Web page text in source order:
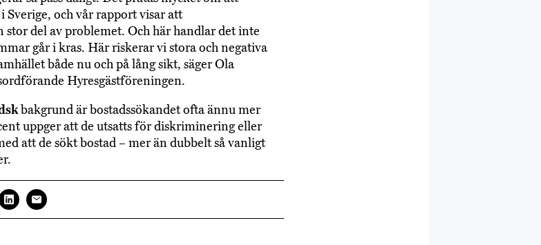
och vår rapport visar att
stor del av problemet. Och här handlar det inte
går i kras. Här riskerar vi stora och negativa
både nu och på lång sikt, säger Ola
Hyresgästföreningen.
bakgrund är bostadssökandet ofta ännu mer
uppger att de utsatts för diskriminering eller
att de sökt bostad – mer än dubbelt så vanligt